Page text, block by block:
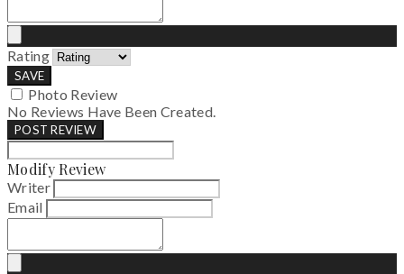
Rating
SAVE
Photo Review
No Reviews Have Been Created.
POST REVIEW
Modify Review
Writer
Email